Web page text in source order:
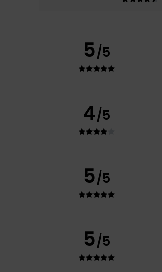
5/5
4/5
5/5
5/5